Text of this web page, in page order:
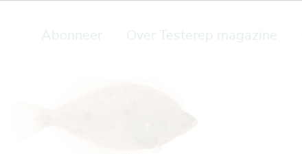
Abonneer Over Testerep magazine